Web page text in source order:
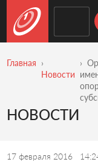
Главная
Новости
НОВОСТИ
17 февраля 2016